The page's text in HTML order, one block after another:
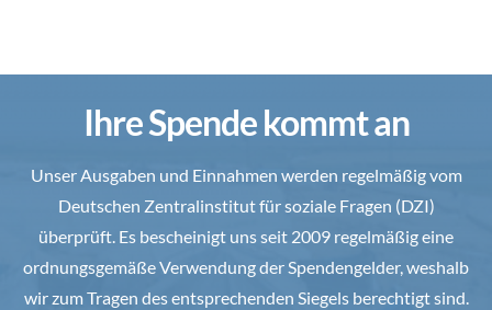
Ihre Spende kommt an
Unser Ausgaben und Einnahmen werden regelmäßig vom
Deutschen Zentralinstitut für soziale Fragen (DZI)
überprüft. Es bescheinigt uns seit 2009 regelmäßig eine
ordnungsgemäße Verwendung der Spendengelder, weshalb
wir zum Tragen des entsprechenden Siegels berechtigt sind.